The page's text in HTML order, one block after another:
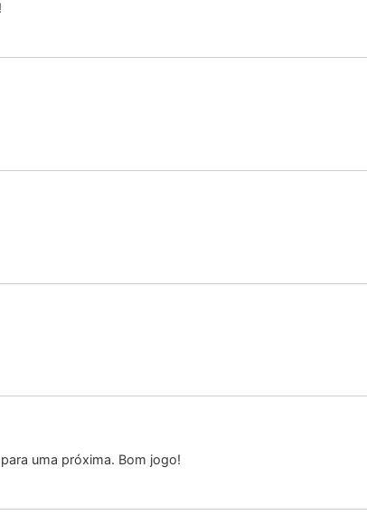
uma próxima. Bom jogo!